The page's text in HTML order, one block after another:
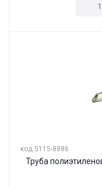
код 5115-8886
Труба